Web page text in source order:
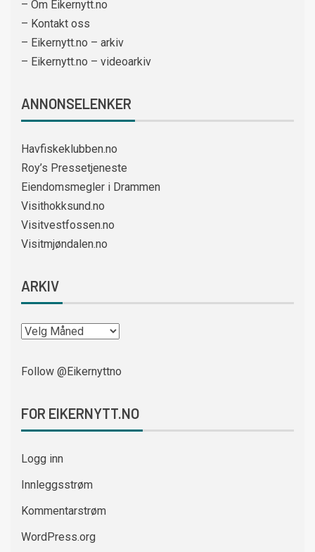
– Om Eikernytt.no
– Kontakt oss
– Eikernytt.no – arkiv
– Eikernytt.no – videoarkiv
ANNONSELENKER
Havfiskeklubben.no
Roy’s Pressetjeneste
Eiendomsmegler i Drammen
Visithokksund.no
Visitvestfossen.no
Visitmjøndalen.no
ARKIV
Follow @Eikernyttno
FOR EIKERNYTT.NO
Logg inn
Innleggsstrøm
Kommentarstrøm
WordPress.org